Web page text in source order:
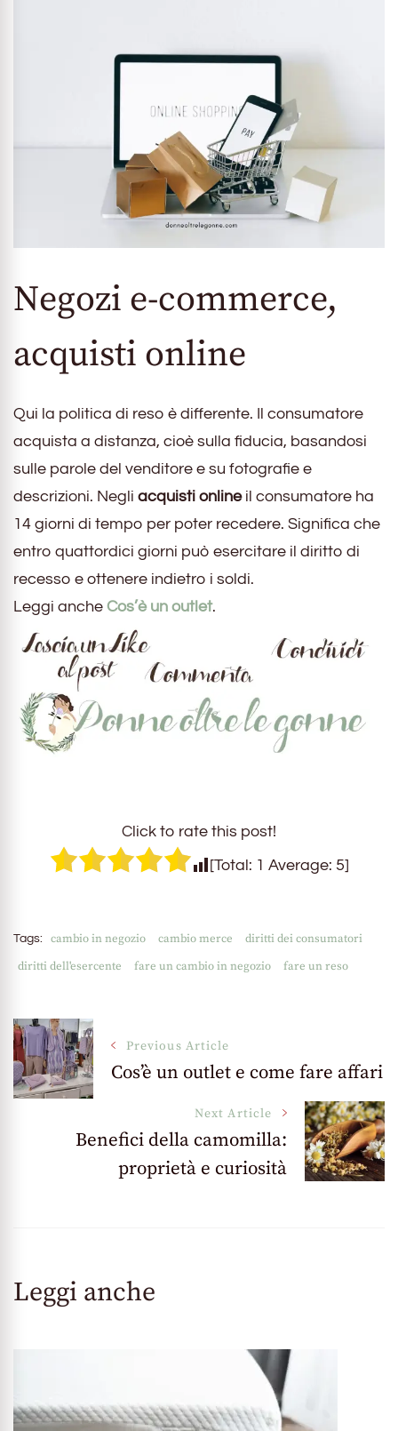
Negozi e-commerce,
acquisti online
Qui la politica di reso è differente. Il consumatore
acquista a distanza, cioè sulla fiducia, basandosi
sulle parole del venditore e su fotografie e
descrizioni. Negli acquisti onlineil consumatore ha
14 giorni di tempo per poter recedere. Significa che
entro quattordici giorni può esercitare il diritto di
recesso e ottenere indietro i soldi.
Leggi anche Cos’è un outlet.
Click to rate this post!
[Total: 1 Average: 5]
Tags: cambio in negozio cambio merce
diritti dei consumatori
diritti dell'esercente
fare un cambio in negozio fare un reso
Post
Navigation
Previous Article
Cos’è un outlet e come fare affari
Next Article
Benefici della camomilla:
proprietà e curiosità
Leggi anche